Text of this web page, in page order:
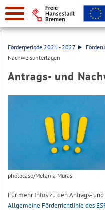
Suche:
Förderperiode 2021 - 2027
Nachweisunterlagen
Antrags- und
photocase/Melania Muras
Für mehr Infos zu den Antrags-
Allgemeine Förderrichtlinie des